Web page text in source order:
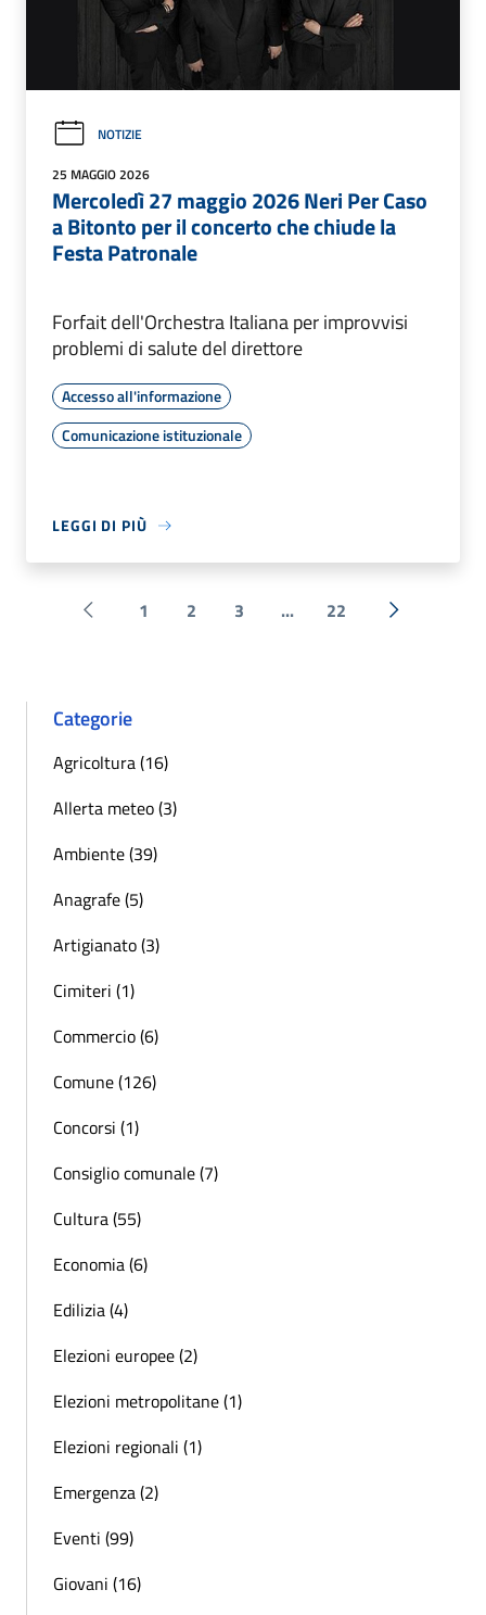
NOTIZIE
25 MAGGIO 2026
Mercoledì 27 maggio 2026 Neri Per Caso
a Bitonto per il concerto che chiude la
Festa Patronale
Forfait dell'Orchestra Italiana per improvvisi
problemi di salute del direttore
Accesso all'informazione
Comunicazione istituzionale
LEGGI DI PIÙ
Pagina precedente
1 2 3 ... 22 Successiva
Categorie
Agricoltura (16)
Allerta meteo (3)
Ambiente (39)
Anagrafe (5)
Artigianato (3)
Cimiteri (1)
Commercio (6)
Comune (126)
Concorsi (1)
Consiglio comunale (7)
Cultura (55)
Economia (6)
Edilizia (4)
Elezioni europee (2)
Elezioni metropolitane (1)
Elezioni regionali (1)
Emergenza (2)
Eventi (99)
Giovani (16)